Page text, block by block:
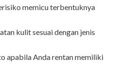
memicu terbentuknya
kulit sesuai dengan jenis
apabila Anda rentan memiliki